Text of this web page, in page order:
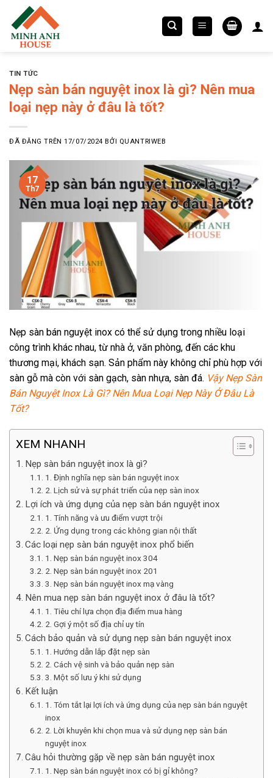
Chuyển
đến
nội
TIN TỨC
Nẹp sàn bán nguyệt inox là gì? Nên mua
loại nẹp này ở đâu là tốt?
ĐÃ ĐĂNG TRÊN17/07/2024 BỞI QUANTRIWEB
17
Th7
Nẹp sàn bán nguyệt inox có thể sử dụng trong nhiều loại
công trình khác nhau, từ nhà ở, văn phòng, đến các khu
thương mại, khách sạn. Sản phẩm này không chỉ phù hợp với
sàn gỗ mà còn với sàn gạch, sàn nhựa, sàn đá. Vậy Nẹp Sàn
Bán Nguyệt Inox Là Gì? Nên Mua Loại Nẹp Này Ở Đâu Là
Tốt?
XEM NHANH
Nẹp sàn bán nguyệt inox là gì?
1. Định nghĩa nẹp sàn bán nguyệt inox
2. Lịch sử và sự phát triển của nẹp sàn inox
Lợi ích và ứng dụng của nẹp sàn bán nguyệt inox
1. Tính năng và ưu điểm vượt trội
2. Ứng dụng trong các không gian nội thất
Các loại nẹp sàn bán nguyệt inox phổ biến
1. Nẹp sàn bán nguyệt inox 304
2. Nẹp sàn bán nguyệt inox 201
3. Nẹp sàn bán nguyệt inox mạ vàng
Nên mua nẹp sàn bán nguyệt inox ở đâu là tốt?
1. Tiêu chí lựa chọn địa điểm mua hàng
2. Gợi ý một số địa chỉ uy tín
Cách bảo quản và sử dụng nẹp sàn bán nguyệt inox
1. Hướng dẫn lắp đặt nẹp sàn
2. Cách vệ sinh và bảo quản nẹp sàn
3. Một số lưu ý khi sử dụng
Kết luận
1. Tóm tắt lại lợi ích và ứng dụng của nẹp sàn bán nguyệt
inox
2. Lời khuyên khi chọn mua và sử dụng nẹp sàn bán
nguyệt inox
Câu hỏi thường gặp về nẹp sàn bán nguyệt inox
1. Nẹp sàn bán nguyệt inox có bị gỉ không?